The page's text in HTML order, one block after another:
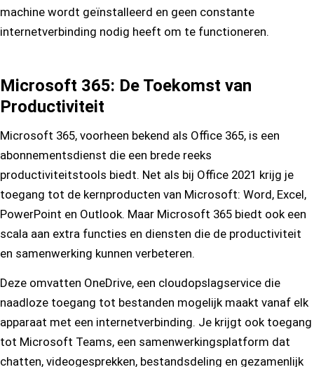
machine wordt geïnstalleerd en geen constante
internetverbinding nodig heeft om te functioneren.
Microsoft 365: De Toekomst van
Productiviteit
Microsoft 365, voorheen bekend als Office 365, is een
abonnementsdienst die een brede reeks
productiviteitstools biedt. Net als bij Office 2021 krijg je
toegang tot de kernproducten van Microsoft: Word, Excel,
PowerPoint en Outlook. Maar Microsoft 365 biedt ook een
scala aan extra functies en diensten die de productiviteit
en samenwerking kunnen verbeteren.
Deze omvatten OneDrive, een cloudopslagservice die
naadloze toegang tot bestanden mogelijk maakt vanaf elk
apparaat met een internetverbinding. Je krijgt ook toegang
tot Microsoft Teams, een samenwerkingsplatform dat
chatten, videogesprekken, bestandsdeling en gezamenlijk